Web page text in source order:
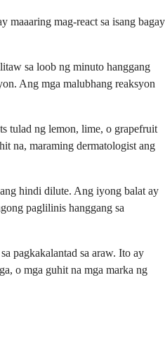
maaaring mag-react sa isang bagay
sa loob ng minuto hanggang
Ang mga malubhang reaksyon
tulad ng lemon, lime, o grapefruit
na, maraming dermatologist ang
hindi dilute. Ang iyong balat ay
paglilinis hanggang sa
pagkakalantad sa araw. Ito ay
o mga guhit na mga marka ng